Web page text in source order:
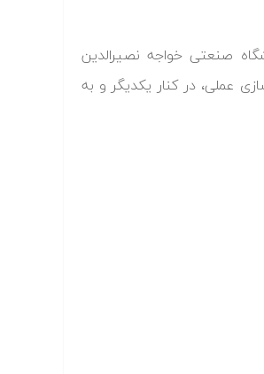
صنعتی خواجه نصیرالدین
عملی، در کنار یکدیگر و به